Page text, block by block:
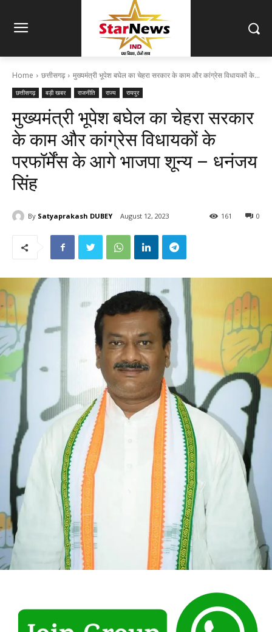
Home छत्तीसगढ़ मुख्यमंत्री भूपेश बघेल का चेहरा सरकार के काम और कांग्रेस विधायकों के...
छत्तीसगढ़ बड़ी खबर राजनीति राज्य रायपुर
मुख्यमंत्री भूपेश बघेल का चेहरा सरकार
के काम और कांग्रेस विधायकों के
परफॉर्मेंस के आगे भाजपा शून्य – धनंजय
सिंह
By Satyaprakash DUBEY August 12, 2023 0
161